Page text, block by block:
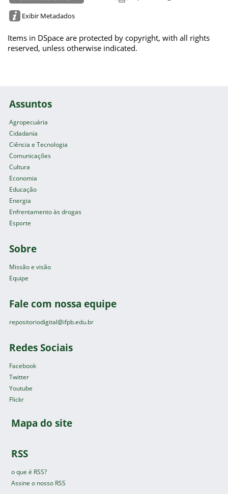
Exibir Metadados
Items in DSpace are protected by copyright, with all rights
reserved, unless otherwise indicated.
Assuntos
Agropecuária
Cidadania
Ciência e Tecnologia
Comunicações
Cultura
Economia
Educação
Energia
Enfrentamento às drogas
Esporte
Sobre
Missão e visão
Equipe
Fale com nossa equipe
repositoriodigital@ifpb.edu.br
Redes Sociais
Facebook
Twitter
Youtube
Flickr
Mapa do site
RSS
o que é RSS?
Assine o nosso RSS